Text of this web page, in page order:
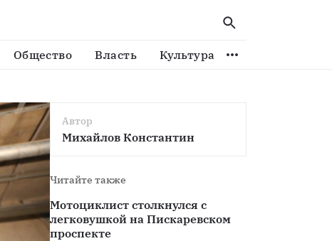
Общество Власть Культура Спорт
Автор
Михайлов Константин
Читайте также
Мотоциклист столкнулся с
легковушкой на Пискаревском
проспекте